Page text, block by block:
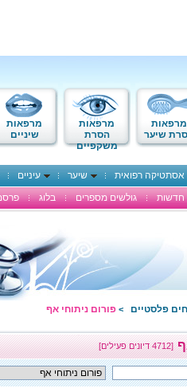
מרפאות
שיער
מרפאות
הסרת
משקפיים
מרפאות
שיניים
אסתטיקה רפואית שיער עיניים
חדשות
גולשים מספרים בלוג
פלסטיים > פורום ניתוחי אף
[4712 דיונים פעילים]